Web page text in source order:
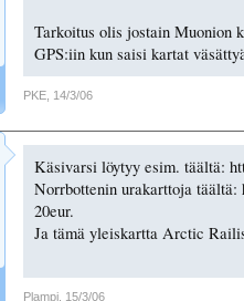
Tarkoitus olis jostain Muonion
GPS:iin kun saisi kartat
PKE 14/3/06
Käsivarsi löytyy esim. täältä:
Norrbottenin urakarttoja
20eur.
Ja tämä yleiskartta Arctic
Plampi 15/3/06